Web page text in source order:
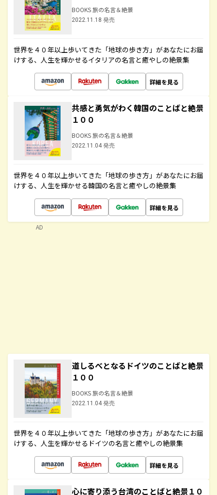
BOOKS 旅の名言＆絶景
2022.11.18 発売
世界を４０年以上歩いてきた「地球の歩き方」があなたにお届
けする、人生を輝かせるイタリアの名言と癒やしの絶景集
詳細を見る
共感と勇気がわく韓国のことばと絶景
１００
BOOKS 旅の名言＆絶景
2022.11.04 発売
世界を４０年以上歩いてきた「地球の歩き方」があなたにお届
けする、人生を輝かせる韓国の名言と癒やしの絶景集
詳細を見る
道しるべとなるドイツのことばと絶景
１００
BOOKS 旅の名言＆絶景
2022.11.04 発売
世界を４０年以上歩いてきた「地球の歩き方」があなたにお届
けする、人生を輝かせるドイツの名言と癒やしの絶景集
詳細を見る
心に寄り添う台湾のことばと絶景１０
AD